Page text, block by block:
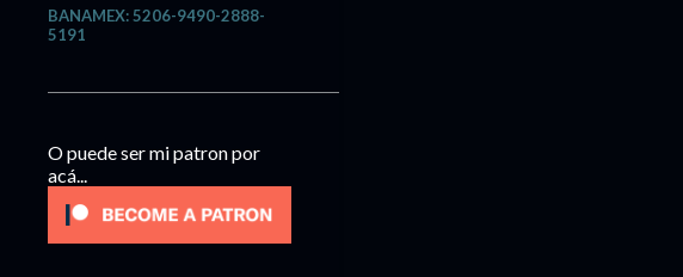
BANAMEX: 5206-9490-2888-
5191
O puede ser mi patron por
acá...